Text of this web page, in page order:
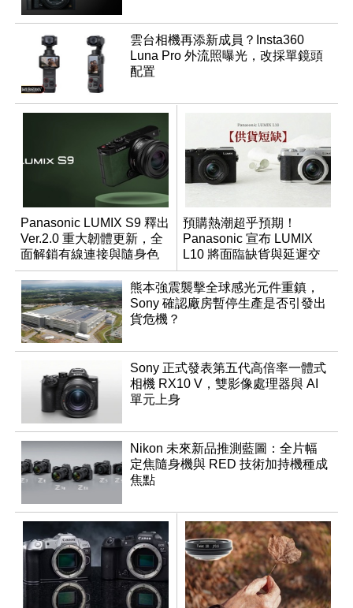
雲台相機再添新成員？Insta360
Luna Pro 外流照曝光，改採單鏡頭
配置
Panasonic LUMIX S9 釋出
Ver.2.0 重大韌體更新，全
面解鎖有線連接與隨身色
調編輯
預購熱潮超乎預期！
Panasonic 宣布 LUMIX
L10 將面臨缺貨與延遲交
貨時間
熊本強震襲擊全球感光元件重鎮，
Sony 確認廠房暫停生產是否引發出
貨危機？
Sony 正式發表第五代高倍率一體式
相機 RX10 V，雙影像處理器與 AI
單元上身
Nikon 未來新品推測藍圖：全片幅
定焦隨身機與 RED 技術加持機種成
焦點